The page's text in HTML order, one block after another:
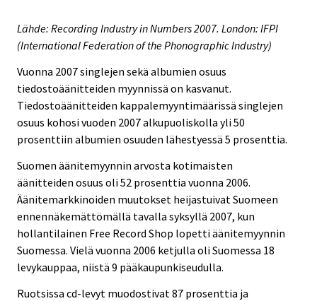
Lähde: Recording Industry in Numbers 2007. London: IFPI
(International Federation of the Phonographic Industry)
Vuonna 2007 singlejen sekä albumien osuus
tiedostoäänitteiden myynnissä on kasvanut.
Tiedostoäänitteiden kappalemyyntimäärissä singlejen
osuus kohosi vuoden 2007 alkupuoliskolla yli 50
prosenttiin albumien osuuden lähestyessä 5 prosenttia.
Suomen äänitemyynnin arvosta kotimaisten
äänitteiden osuus oli 52 prosenttia vuonna 2006.
Äänitemarkkinoiden muutokset heijastuivat Suomeen
ennennäkemättömällä tavalla syksyllä 2007, kun
hollantilainen Free Record Shop lopetti äänitemyynnin
Suomessa. Vielä vuonna 2006 ketjulla oli Suomessa 18
levykauppaa, niistä 9 pääkaupunkiseudulla.
Ruotsissa cd-levyt muodostivat 87 prosenttia ja